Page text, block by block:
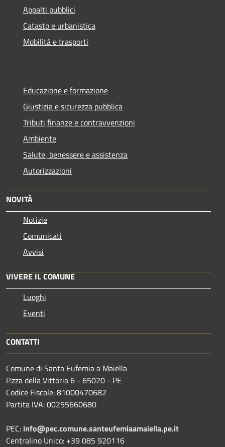
Appalti pubblici
Catasto e urbanistica
Mobilità e trasporti
Educazione e formazione
Giustizia e sicurezza pubblica
Tributi,finanze e contravvenzioni
Ambiente
Salute, benessere e assistenza
Autorizzazioni
NOVITÀ
Notizie
Comunicati
Avvisi
VIVERE IL COMUNE
Luoghi
Eventi
CONTATTI
Comune di Santa Eufemia a Maiella
P.zza della Vittoria 6 - 65020 - PE
Codice Fiscale: 81000470682
Partita IVA: 00255660680
PEC: info@pec.comune.santeufemiaamaiella.pe.it
Centralino Unico: +39 085 920116